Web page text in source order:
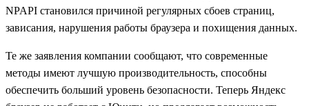
NPAPI становился причиной регулярных сбоев страниц,
зависания, нарушения работы браузера и похищения данных.
Те же заявления компании сообщают, что современные
методы имеют лучшую производительность, способны
обеспечить больший уровень безопасности. Теперь Яндекс